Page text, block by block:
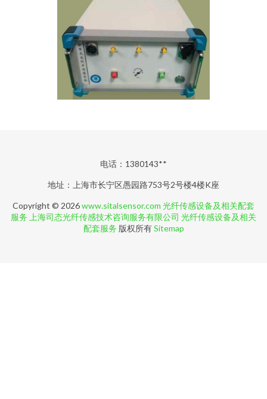
电话：1380143**
地址：上海市长宁区愚园路753号2号楼4楼K座
Copyright © 2026www.sitalsensor.com 光纤传感设备及相关配套
服务 上海司态光纤传感技术咨询服务有限公司 光纤传感设备及相关
配套服务 版权所有Sitemap